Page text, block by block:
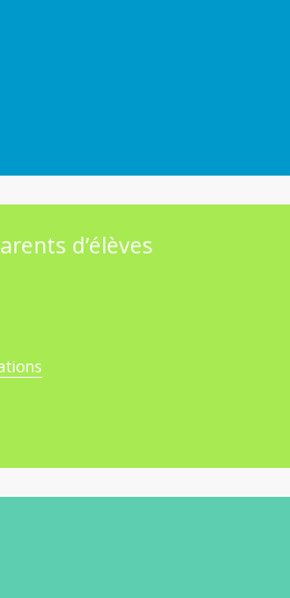
d’élèves